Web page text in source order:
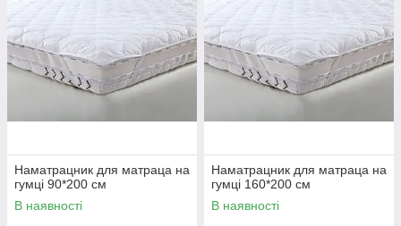
Наматрацник для матраца на
гумці 90*200 см
В наявності
Наматрацник для матраца на
гумці 160*200 см
В наявності